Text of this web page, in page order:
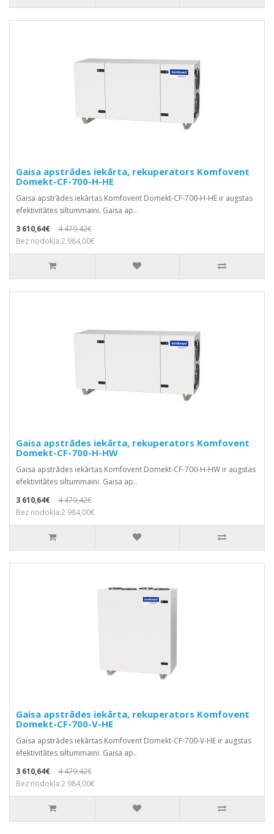
Gaisa apstrādes iekārta, rekuperators Komfovent
Domekt-CF-700-H-HE
Gaisa apstrādes iekārtas Komfovent Domekt-CF-700-H-HE ir augstas
efektivitātes siltummaini. Gaisa ap..
3 610,64€
4 479,42€
Bez nodokļa:2 984,00€
Gaisa apstrādes iekārta, rekuperators Komfovent
Domekt-CF-700-H-HW
Gaisa apstrādes iekārtas Komfovent Domekt-CF-700-H-HW ir augstas
efektivitātes siltummaini. Gaisa ap..
3 610,64€
4 479,42€
Bez nodokļa:2 984,00€
Gaisa apstrādes iekārta, rekuperators Komfovent
Domekt-CF-700-V-HE
Gaisa apstrādes iekārtas Komfovent Domekt-CF-700-V-HE ir augstas
efektivitātes siltummaini. Gaisa ap..
3 610,64€
4 479,42€
Bez nodokļa:2 984,00€